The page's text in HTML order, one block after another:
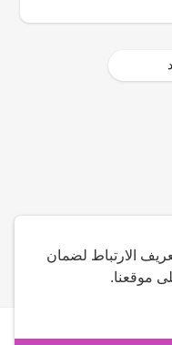
الارتباط لضمان
موقعنا.